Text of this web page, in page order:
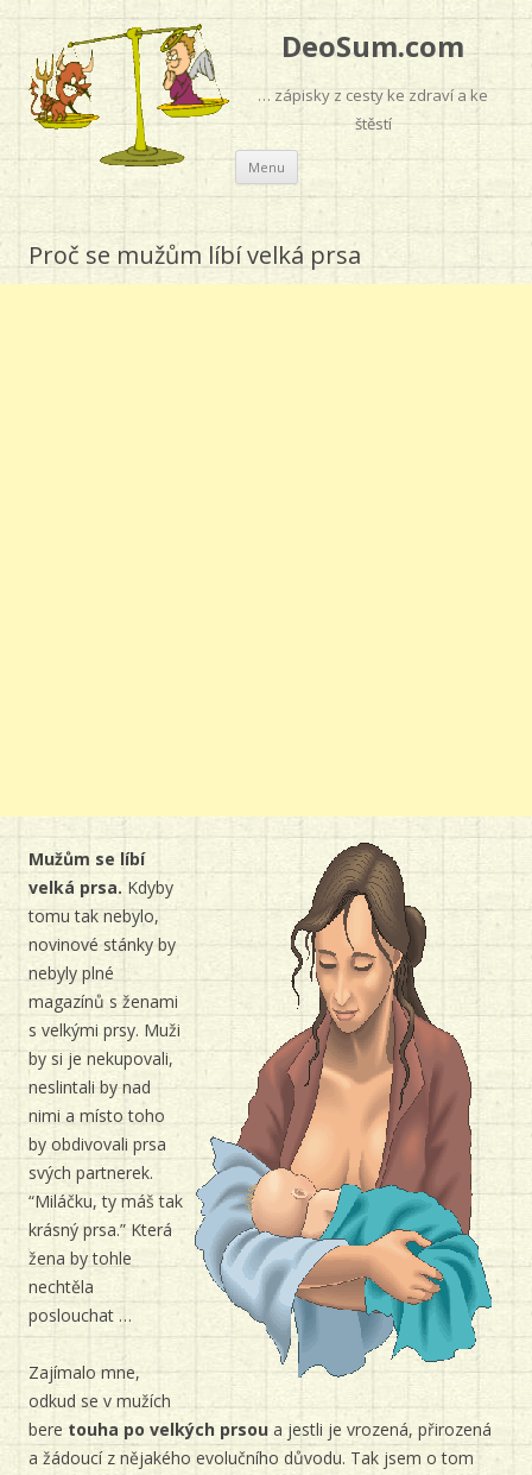
DeoSum.com
… zápisky z cesty ke zdraví a ke
štěstí
Menu Přejít
obsahu
webu
Proč se mužům líbí velká prsa
Mužům se líbí
velká prsa. Kdyby
tomu tak nebylo,
novinové stánky by
nebyly plné
magazínů s ženami
s velkými prsy. Muži
by si je nekupovali,
neslintali by nad
nimi a místo toho
by obdivovali prsa
svých partnerek.
“Miláčku, ty máš tak
krásný prsa.” Která
žena by tohle
nechtěla
poslouchat …
Zajímalo mne,
odkud se v mužích
bere touha po velkých prsou a jestli je vrozená, přirozená
a žádoucí z nějakého evolučního důvodu. Tak jsem o tom